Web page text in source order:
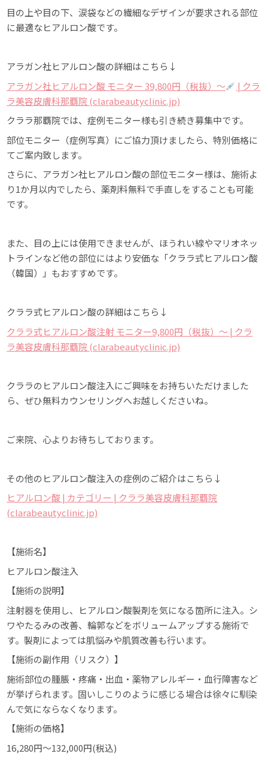
目の上や目の下、涙袋などの繊細なデザインが要求される部位
に最適なヒアルロン酸です。
アラガン社ヒアルロン酸の詳細はこちら↓
アラガン社ヒアルロン酸 モニター 39,800円（税抜）〜
| クラ
ラ美容皮膚科那覇院 (clarabeautyclinic.jp)
クララ那覇院では、症例モニター様も引き続き募集中です。
部位モニター（症例写真）にご協力頂けましたら、特別価格に
てご案内致します。
さらに、アラガン社ヒアルロン酸の部位モニター様は、施術よ
り1か月以内でしたら、薬剤料無料で手直しをすることも可能
です。
また、目の上には使用できませんが、ほうれい線やマリオネッ
トラインなど他の部位にはより安価な「クララ式ヒアルロン酸
（韓国）」もおすすめです。
クララ式ヒアルロン酸の詳細はこちら↓
クララ式ヒアルロン酸注射 モニター9,800円（税抜）〜 | クラ
ラ美容皮膚科那覇院 (clarabeautyclinic.jp)
クララのヒアルロン酸注入にご興味をお持ちいただけました
ら、ぜひ無料カウンセリングへお越しくださいね。
ご来院、心よりお待ちしております。
その他のヒアルロン酸注入の症例のご紹介はこちら↓
ヒアルロン酸 | カテゴリー | クララ美容皮膚科那覇院
(clarabeautyclinic.jp)
【施術名】
ヒアルロン酸注入
【施術の説明】
注射器を使用し、ヒアルロン酸製剤を気になる箇所に注入。シ
ワやたるみの改善、輪郭などをボリュームアップする施術で
す。製剤によっては肌悩みや肌質改善も行います。
【施術の副作用（リスク）】
施術部位の腫脹・疼痛・出血・薬物アレルギー・血行障害など
が挙げられます。固いしこりのように感じる場合は徐々に馴染
んで気にならなくなります。
【施術の価格】
16,280円～132,000円(税込)